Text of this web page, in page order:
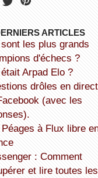
ARTICLES
d'échecs ?
était Arpad Elo ?
(avec les
et lire toutes les